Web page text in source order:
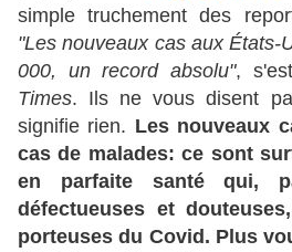
simple truchement des
"Les nouveaux cas aux États-
000, un record absolu",
Times. Ils ne vous disent
signifie rien. Les nouveaux
cas de malades: ce sont
en parfaite santé qui,
défectueuses et
porteuses du Covid. Plus